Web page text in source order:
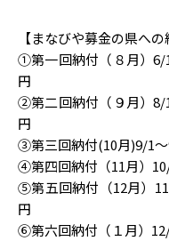
【まなびや募金の県への
①第一回納付（８月）
円
②第二回納付（９月）
円
③第三回納付(10月
④第四回納付（11月）
⑤第五回納付（12月）
円
⑥第六回納付（１月）